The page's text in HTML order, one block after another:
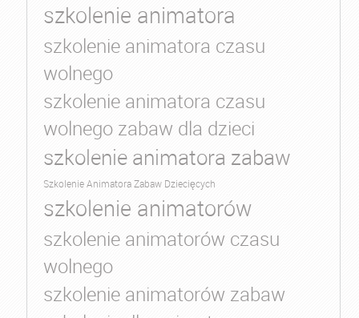
szkolenie animatora
szkolenie animatora czasu
wolnego
szkolenie animatora czasu
wolnego zabaw dla dzieci
szkolenie animatora zabaw
Szkolenie Animatora Zabaw Dziecięcych
szkolenie animatorów
szkolenie animatorów czasu
wolnego
szkolenie animatorów zabaw